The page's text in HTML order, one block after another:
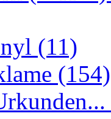
(11)
(154)